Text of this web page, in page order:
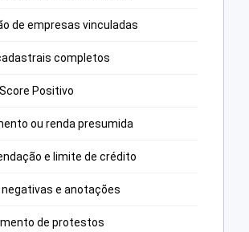
de empresas vinculadas
completos
Positivo
ou renda presumida
e limite de crédito
negativas e anotações
de protestos